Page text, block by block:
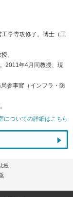
学専攻修了。博士（工
。
2011年4月同教授、現
参事官（インフラ・防
についての詳細はこちら
較